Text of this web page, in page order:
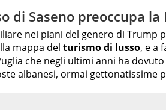
di Saseno preoccupa la
nei piani del genero di Trump
mappa del turismo di lusso, e a
che negli ultimi anni ha
albanesi, ormai gettonatissime